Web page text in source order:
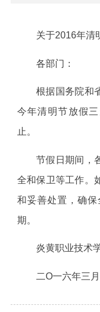
关于2016年清
各部门：
根据国务院和
今年清明节放假
止。
节假日期间，
全和保卫等工作。
和妥善处置，确
期。
炎黄职业技术
二O一六年三